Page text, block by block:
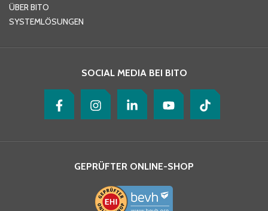
ÜBER BITO
SYSTEMLÖSUNGEN
SOCIAL MEDIA BEI BITO
GEPRÜFTER ONLINE-SHOP